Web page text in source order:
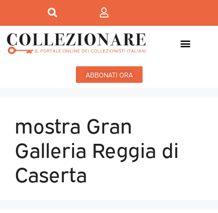
ABBONATI ORA
mostra Gran
Galleria Reggia di
Caserta